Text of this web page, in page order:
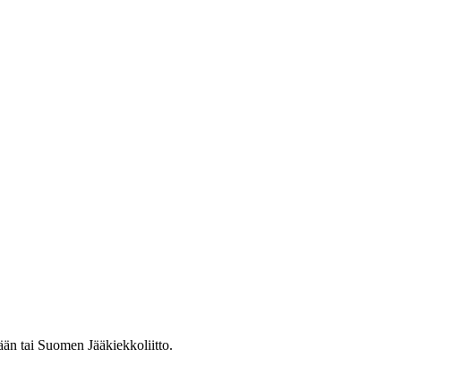
tai Suomen Jääkiekkoliitto.